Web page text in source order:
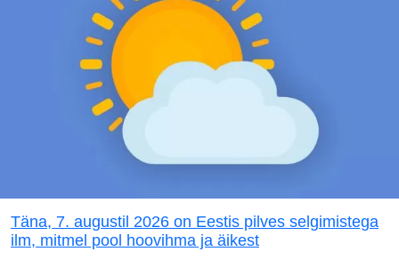
Täna, 7. augustil 2026 on Eestis pilves selgimistega
ilm, mitmel pool hoovihma ja äikest